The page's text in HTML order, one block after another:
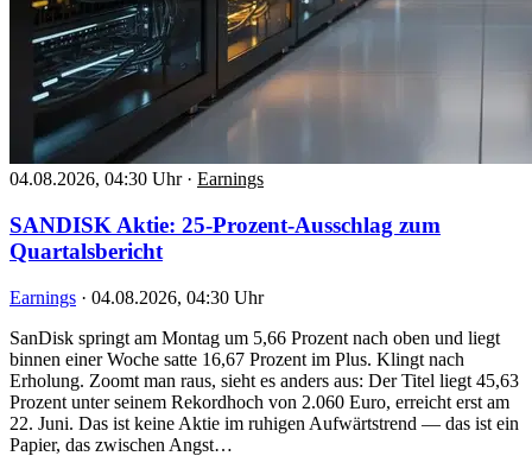
04.08.2026, 04:30 Uhr · Earnings
SANDISK Aktie: 25-Prozent-Ausschlag zum
Quartalsbericht
Earnings · 04.08.2026, 04:30 Uhr
SanDisk springt am Montag um 5,66 Prozent nach oben und liegt
binnen einer Woche satte 16,67 Prozent im Plus. Klingt nach
Erholung. Zoomt man raus, sieht es anders aus: Der Titel liegt 45,63
Prozent unter seinem Rekordhoch von 2.060 Euro, erreicht erst am
22. Juni. Das ist keine Aktie im ruhigen Aufwärtstrend — das ist ein
Papier, das zwischen Angst…